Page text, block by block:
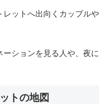
ットへ出向くカップルや
ションを見る人や、夜に
トの地図